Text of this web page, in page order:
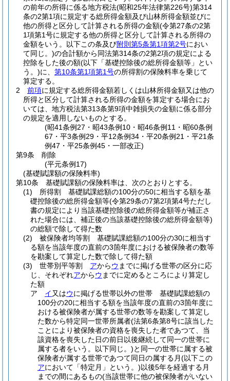
の前年の所得に係る地方税法(昭和25年法律第226号)第314
条の2第1項に規定する総所得金額及び山林所得金額並びに
他の所得と区分して計算される所得の金額(令第27条の2第
1項第1号に規定する他の所得と区分して計算される所得の
金額をいう。以下この条及び附則第5条第1項第2号におい
て同じ。)の合計額から同法第314条の2第2項の規定による
控除をした後の額(以下「基礎控除後の総所得金額等」とい
う。)に、 第10条第1項第1号の所得割の保険料率を乗じて
算定する。
2
前項に規定する総所得金額若しくは山林所得金額又は他の
所得と区分して計算される所得の金額を算定する場合にお
いては、地方税法第313条第9項中雑損失の金額に係る部分
の規定を適用しないものとする。
(昭41条例27・昭43条例10・昭46条例11・昭60条例
67・平3条例29・平12条例34・平20条例21・平21条
例47・平25条例45・一部改正)
第9条
削除
(平元条例17)
(基礎賦課額の保険料率)
第10条
基礎賦課額の保険料率は、次のとおりとする。
(1)
所得割 基礎賦課総額の100分の50に相当する額を基
礎控除後の総所得金額等(令第29条の7第2項第4号ただし
書の規定により当該基礎控除後の総所得金額等が補正さ
れた場合には、補正後の当該基礎控除後の総所得金額等)
の総額で除して得た数
(2)
被保険者均等割 基礎賦課総額の100分の30に相当す
る額を当該年度の直前の3箇年度における被保険者の数等
を勘案して算定した数で除して得た額
(3)
世帯別平等割 アからウ までに掲げる世帯の区分に応
じ、それぞれアからウ までに定めるところにより算定し
た額
ア
イ 又はウに掲げる世帯以外の世帯 基礎賦課総額の
100分の20に相当する額を当該年度の直前の3箇年度に
おける被保険者が属する世帯の数等を勘案して算定し
た数から特定同一世帯所属者(法第6条第8号に該当した
ことにより被保険者の資格を喪失した者であつて、当
該資格を喪失した日の前日以後継続して同一の世帯に
属する者をいう。以下同じ。)と同一の世帯に属する被
保険者が属する世帯であつて同日の属する月(以下この
アにおいて「特定月」という。)以後5年を経過する月
までの間にあるもの(当該世帯に他の被保険者がいない